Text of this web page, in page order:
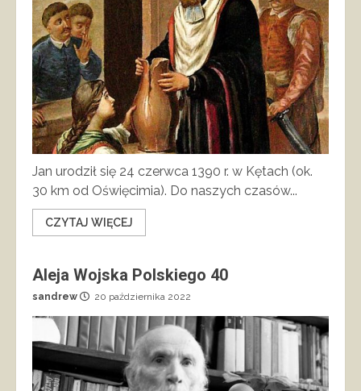
Jan urodził się 24 czerwca 1390 r. w Kętach (ok.
30 km od Oświęcimia). Do naszych czasów...
CZYTAJ WIĘCEJ
Aleja Wojska Polskiego 40
sandrew 20 października 2022